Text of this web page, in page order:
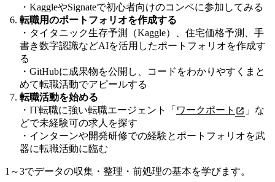
・KaggleやSignateで初心者向けのコンペに参加してみる
転職用のポートフォリオを作成する
・タイタニック生存予測（Kaggle）、住宅価格予測、手
書き数字認識などAIを活用したポートフォリオを作成す
る
・GitHubに成果物を公開し、コードをわかりやすくまと
めて転職活動でアピールする
転職活動を始める
・IT転職に強い転職エージェント「 ワークポート
」な
どで未経験可の求人を探す
・インターンや開発研修での経験とポートフォリオを武
器に転職活動に臨む
1～3でデータの収集・整理・前処理の基本を学びます。